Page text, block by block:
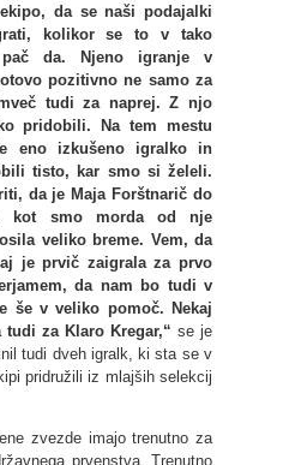
da se naši podajalki
kolikor se to v tako
pač da. Njeno igranje v
pozitivno ne samo za
tudi za naprej. Z njo
pridobili. Na tem mestu
eno izkušeno igralko in
tisto, kar smo si želeli.
da je Maja Forštnarič do
kot smo morda od nje
veliko breme. Vem, da
je prvič zaigrala za prvo
da nam bo tudi v
še v veliko pomoč. Nekaj
za Klaro Kregar,“ se je
tudi dveh igralk, ki sta se v
pridružili iz mlajših selekcij
zvezde imajo trenutno za
prvenstva. Trenutno